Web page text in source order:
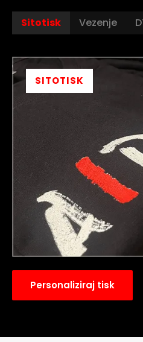
Sitotisk Vezenje
SITOTISK
Personaliziraj tisk